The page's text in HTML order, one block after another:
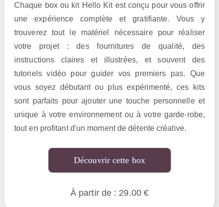
Chaque box ou kit Hello Kit est conçu pour vous offrir
une expérience complète et gratifiante. Vous y
trouverez tout le matériel nécessaire pour réaliser
votre projet : des fournitures de qualité, des
instructions claires et illustrées, et souvent des
tutoriels vidéo pour guider vos premiers pas. Que
vous soyez débutant ou plus expérimenté, ces kits
sont parfaits pour ajouter une touche personnelle et
unique à votre environnement ou à votre garde-robe,
tout en profitant d'un moment de détente créative.
Découvrir cette box
À partir de : 29.00 €